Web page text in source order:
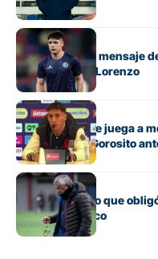
Fútbol
El conmovedor mensaje
a jugar en San Lorenzo
Fútbol
“Cada pelota se juega a
transmitió de Gorosito
Fútbol
El contratiempo que
antes del clásico